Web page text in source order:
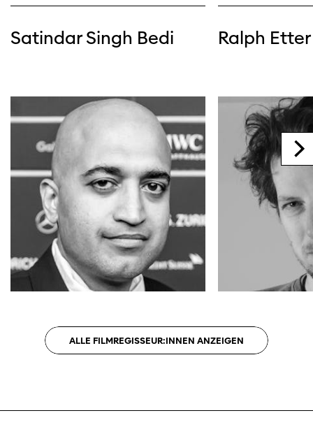
Diese Seite wird mit Internet Explorer
nicht optimal dargestellt. Bitte
ALLE FILMREGISSEUR:INNEN ANZEIGEN
Satindar Singh Bedi Ralph Etter